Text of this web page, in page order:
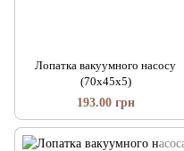
Лопатка вакуумного насосу
(70х45х5)
193.00 грн